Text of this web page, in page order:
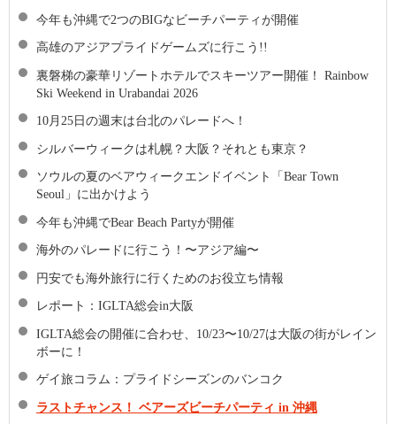
今年も沖縄で2つのBIGなビーチパーティが開催
高雄のアジアプライドゲームズに行こう!!
裏磐梯の豪華リゾートホテルでスキーツアー開催！ Rainbow
Ski Weekend in Urabandai 2026
10月25日の週末は台北のパレードへ！
シルバーウィークは札幌？大阪？それとも東京？
ソウルの夏のベアウィークエンドイベント「Bear Town
Seoul」に出かけよう
今年も沖縄でBear Beach Partyが開催
海外のパレードに行こう！〜アジア編〜
円安でも海外旅行に行くためのお役立ち情報
レポート：IGLTA総会in大阪
IGLTA総会の開催に合わせ、10/23〜10/27は大阪の街がレイン
ボーに！
ゲイ旅コラム：プライドシーズンのバンコク
ラストチャンス！ ベアーズビーチパーティ in 沖縄